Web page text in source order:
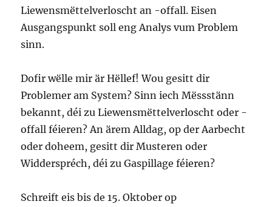
Liewensmëttelverloscht an -offall. Eisen
Ausgangspunkt soll eng Analys vum Problem
sinn.
Dofir wëlle mir är Hëllef! Wou gesitt dir
Problemer am System? Sinn iech Mëssstänn
bekannt, déi zu Liewensmëttelverloscht oder -
offall féieren? An ärem Alldag, op der Aarbecht
oder doheem, gesitt dir Musteren oder
Widderspréch, déi zu Gaspillage féieren?
Schreift eis bis de 15. Oktober op